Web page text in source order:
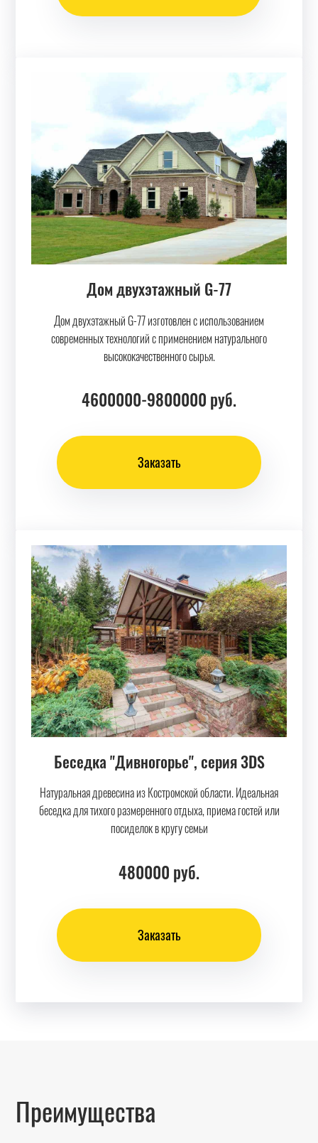
Дом двухэтажный G-77
Дом двухэтажный G-77 изготовлен с использованием
современных технологий с применением натурального
высококачественного сырья.
4600000-9800000 руб.
Заказать
Беседка "Дивногорье", серия 3DS
Натуральная древесина из Костромской области. Идеальная
беседка для тихого размеренного отдыха, приема гостей или
посиделок в кругу семьи
480000 руб.
Заказать
Преимущества